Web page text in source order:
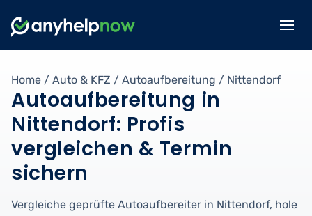
Home / Auto & KFZ / Autoaufbereitung / Nittendorf
Autoaufbereitung in
Nittendorf: Profis
vergleichen & Termin
sichern
Vergleiche geprüfte Autoaufbereiter in Nittendorf, hole